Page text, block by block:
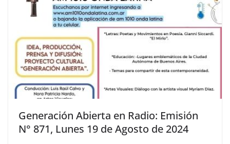
Generación Abierta en Radio: Emisión
N° 871, Lunes 19 de Agosto de 2024